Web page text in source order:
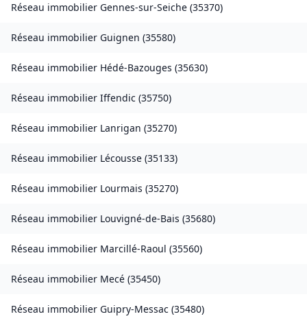
Réseau immobilier Gennes-sur-Seiche (35370)
Réseau immobilier Guignen (35580)
Réseau immobilier Hédé-Bazouges (35630)
Réseau immobilier Iffendic (35750)
Réseau immobilier Lanrigan (35270)
Réseau immobilier Lécousse (35133)
Réseau immobilier Lourmais (35270)
Réseau immobilier Louvigné-de-Bais (35680)
Réseau immobilier Marcillé-Raoul (35560)
Réseau immobilier Mecé (35450)
Réseau immobilier Guipry-Messac (35480)